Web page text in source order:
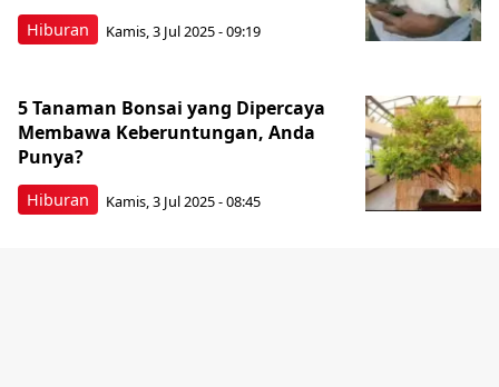
Hiburan Kamis, 3 Jul 2025 - 09:19
Hiburan
5 Tanaman Bonsai yang Dipercaya
Membawa Keberuntungan, Anda
Punya?
Kamis, 3 Jul 2025 - 08:45